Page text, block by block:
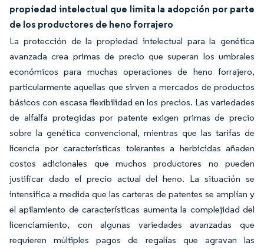
propiedad intelectual que limita la adopción por parte
de los productores de heno forrajero
La protección de la propiedad intelectual para la genética
avanzada crea primas de precio que superan los umbrales
económicos para muchas operaciones de heno forrajero,
particularmente aquellas que sirven a mercados de productos
básicos con escasa flexibilidad en los precios. Las variedades
de alfalfa protegidas por patente exigen primas de precio
sobre la genética convencional, mientras que las tarifas de
licencia por características tolerantes a herbicidas añaden
costos adicionales que muchos productores no pueden
justificar dado el precio actual del heno. La situación se
intensifica a medida que las carteras de patentes se amplían y
el apilamiento de características aumenta la complejidad del
licenciamiento, con algunas variedades avanzadas que
requieren múltiples pagos de regalías que agravan las